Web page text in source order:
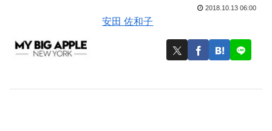
安田 佐和子
2018.10.13 06:00